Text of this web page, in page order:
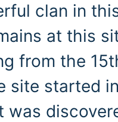
clan in
at this
from the
site started
was